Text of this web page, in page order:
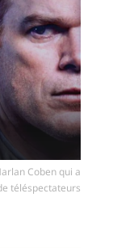
Coben qui a
téléspectateurs